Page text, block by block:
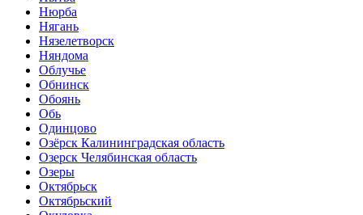
Нюрба
Нягань
Нязелетворск
Няндома
Облучье
Обнинск
Обоянь
Обь
Одинцово
Озёрск Калининградская область
Озерск Челябинская область
Озеры
Октябрьск
Октябрьский